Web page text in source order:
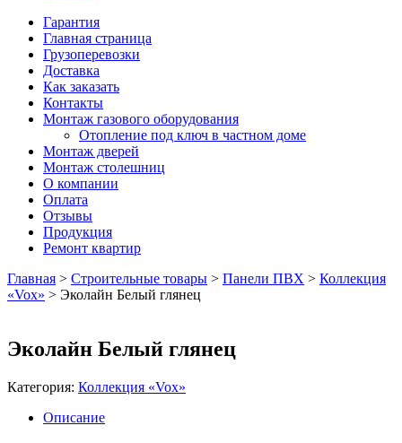
Гарантия
Главная страница
Грузоперевозки
Доставка
Как заказать
Контакты
Монтаж газового оборудования
Отопление под ключ в частном доме
Монтаж дверей
Монтаж столешниц
О компании
Оплата
Отзывы
Продукция
Ремонт квартир
Главная > Строительные товары > Панели ПВХ > Коллекция
«Vox» > Эколайн Белый глянец
Эколайн Белый глянец
Категория: Коллекция «Vox»
Описание